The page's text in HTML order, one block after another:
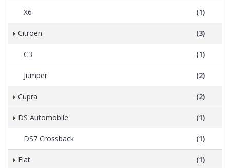
X6 (1)
Citroen (3)
C3 (1)
Jumper (2)
Cupra (2)
DS Automobile (1)
DS7 Crossback (1)
Fiat (1)